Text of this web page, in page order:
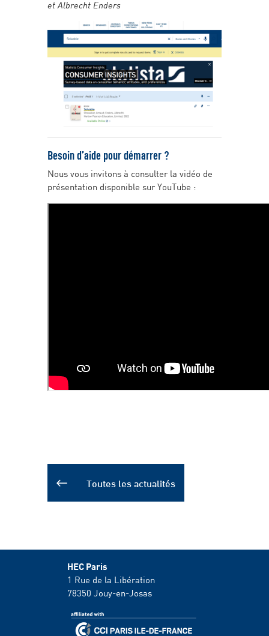
et Albrecht Enders
Besoin d’aide pour démarrer ?
Nous vous invitons à consulter la vidéo de
présentation disponible sur YouTube :
Toutes les actualités
HEC Paris
1 Rue de la Libération
78350 Jouy-en-Josas